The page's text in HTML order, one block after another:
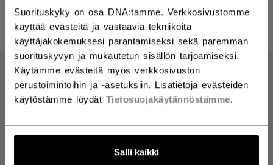
Suorituskyky on osa DNA:tamme. Verkkosivustomme
käyttää evästeitä ja vastaavia tekniikoita
käyttäjäkokemuksesi parantamiseksi sekä paremman
suorituskyvyn ja mukautetun sisällön tarjoamiseksi.
Käytämme evästeitä myös verkkosivuston
perustoimintoihin ja -asetuksiin. Lisätietoja evästeiden
käytöstämme löydät Tietosuojakäytännöstämme.
Salli kaikki
7 colors
7 colors